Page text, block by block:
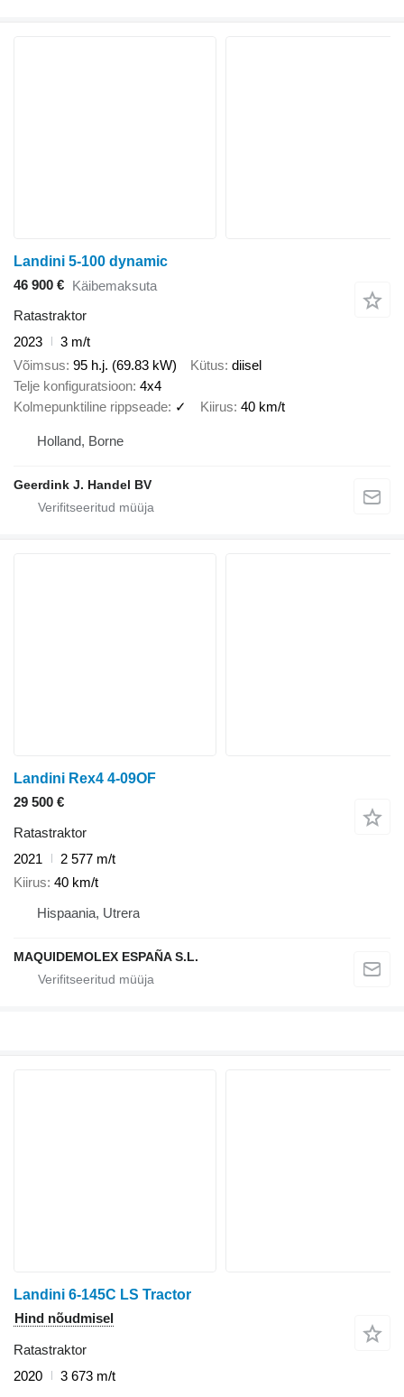
Landini 5-100 dynamic
46 900 € Käibemaksuta
Ratastraktor
2023
3 m/t
Võimsus 95 h.j. (69.83 kW) Kütus diisel
Telje konfiguratsioon 4x4
Kolmepunktiline rippseade ✓ Kiirus 40 km/t
Holland, Borne
Geerdink J. Handel BV
Landini Rex4 4-09OF
29 500 €
Ratastraktor
2021
2 577 m/t
Kiirus 40 km/t
Hispaania, Utrera
MAQUIDEMOLEX ESPAÑA S.L.
Landini 6-145C LS Tractor
Hind nõudmisel
Ratastraktor
2020
3 673 m/t